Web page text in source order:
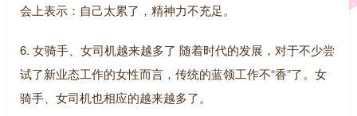
会上表示：自己太累了，精神力不充足。
6. 女骑手、女司机越来越多了 随着时代的发展，对于不少尝
试了新业态工作的女性而言，传统的蓝领工作不“香”了。女
骑手、女司机也相应的越来越多了。